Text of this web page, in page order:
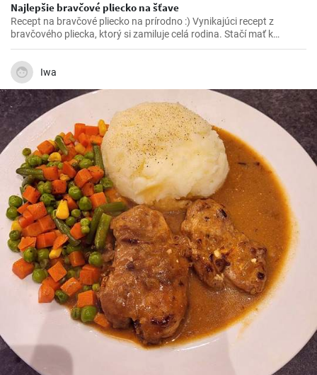
Najlepšie bravčové pliecko na šťave
Recept na bravčové pliecko na prírodno :) Vynikajúci recept z
bravčového pliecka, ktorý si zamiluje celá rodina. Stačí mať k
dispozícií pár ingrediencií a vynikajúce bravčové mäso na šťave je
na svete.
Iwa